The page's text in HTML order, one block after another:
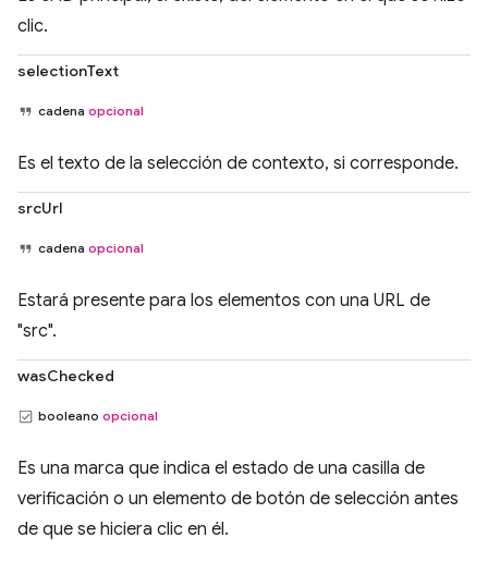
clic.
selectionText
cadena opcional
Es el texto de la selección de contexto, si corresponde.
srcUrl
cadena opcional
Estará presente para los elementos con una URL de
"src".
wasChecked
booleano opcional
Es una marca que indica el estado de una casilla de
verificación o un elemento de botón de selección antes
de que se hiciera clic en él.